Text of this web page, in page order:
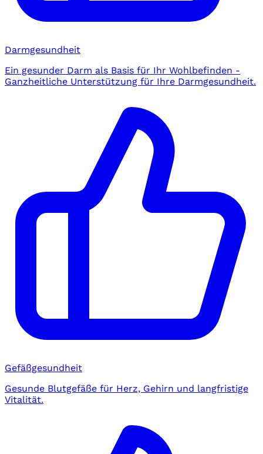
Darmgesundheit
Ein gesunder Darm als Basis für Ihr Wohlbefinden -
Ganzheitliche Unterstützung für Ihre Darmgesundheit.
Gefäßgesundheit
Gesunde Blutgefäße für Herz, Gehirn und langfristige
Vitalität.